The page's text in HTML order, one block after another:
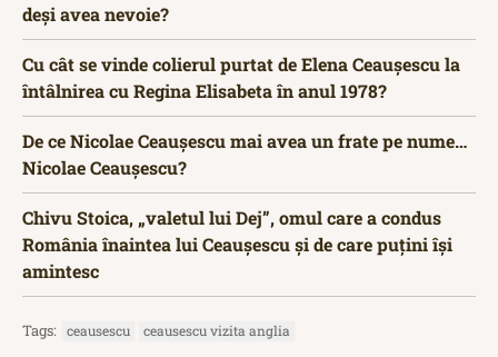
deși avea nevoie?
Cu cât se vinde colierul purtat de Elena Ceaușescu la
întâlnirea cu Regina Elisabeta în anul 1978?
De ce Nicolae Ceaușescu mai avea un frate pe nume…
Nicolae Ceaușescu?
Chivu Stoica, „valetul lui Dej”, omul care a condus
România înaintea lui Ceaușescu și de care puțini își
amintesc
Tags: ceausescu ceausescu vizita anglia